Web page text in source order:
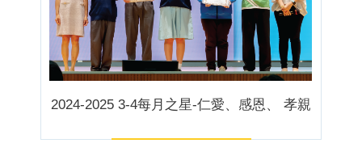
2024-2025 3-4每月之星-仁愛、感恩、 孝親